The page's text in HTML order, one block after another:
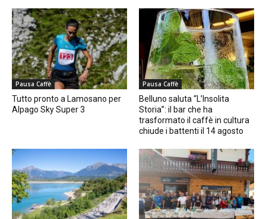
Pausa Caffè
Tutto pronto a Lamosano per
Alpago Sky Super 3
Pausa Caffè
Belluno saluta “L’Insolita
Storia”: il bar che ha
trasformato il caffè in cultura
chiude i battenti il 14 agosto